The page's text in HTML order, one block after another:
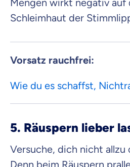
Mengen wirkt negativ auf
Schleimhaut der
Vorsatz rauchfrei:
Wie du es schaffst,
5. Räuspern lieber
Versuche, dich nicht allzu
Denn beim Räuspern